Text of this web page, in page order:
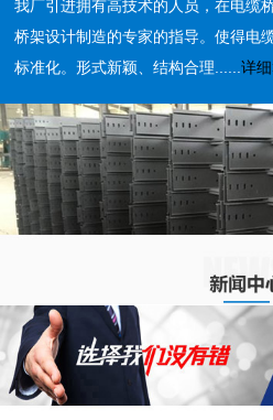
我厂引进拥有高技术的人员，在电缆
桥架设计制造的专家的指导。使得电
标准化。形式新颖、结构合理......详